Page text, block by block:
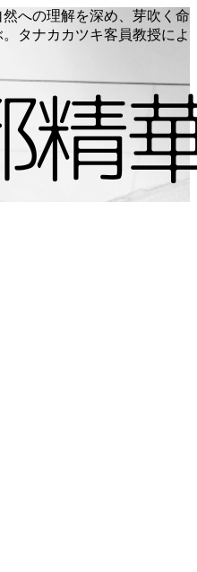
への理解を深め、芽吹く命
タナカカツキ客員教授によ